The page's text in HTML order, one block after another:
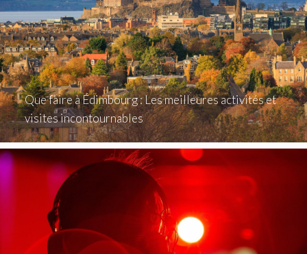
Que faire à Édimbourg : Les meilleures activités et
visites incontournables